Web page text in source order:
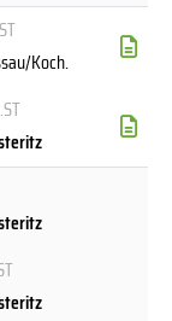
Koch.